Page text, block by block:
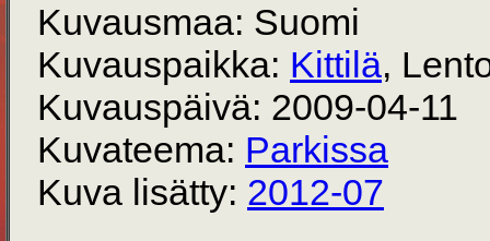
Kuvausmaa: Suomi
Kuvauspaikka: Kittilä,
Kuvauspäivä: 2009-04-11
Kuvateema: Parkissa
Kuva lisätty: 2012-07